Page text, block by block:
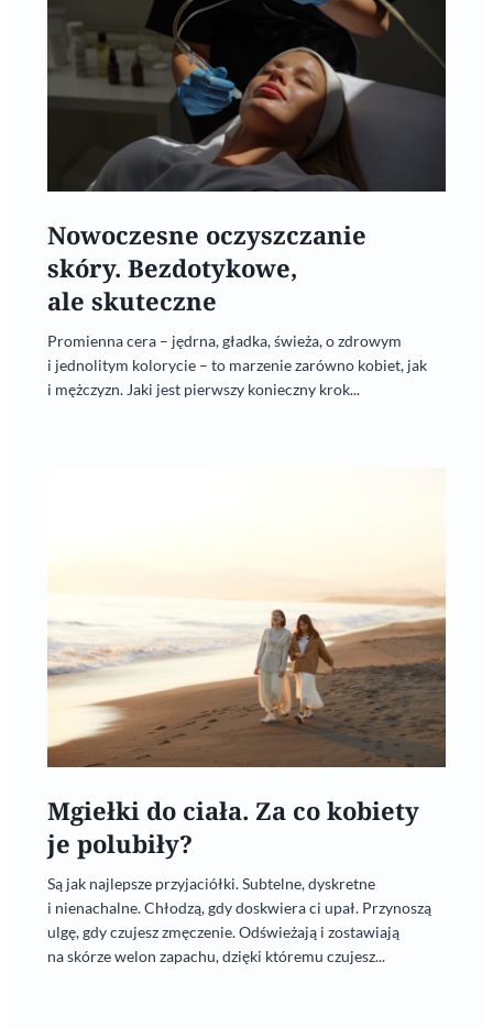
Nowoczesne oczyszczanie
skóry. Bezdotykowe,
ale skuteczne
Promienna cera – jędrna, gładka, świeża, o zdrowym
i jednolitym kolorycie – to marzenie zarówno kobiet, jak
i mężczyzn. Jaki jest pierwszy konieczny krok...
Mgiełki do ciała. Za co kobiety
je polubiły?
Są jak najlepsze przyjaciółki. Subtelne, dyskretne
i nienachalne. Chłodzą, gdy doskwiera ci upał. Przynoszą
ulgę, gdy czujesz zmęczenie. Odświeżają i zostawiają
na skórze welon zapachu, dzięki któremu czujesz...